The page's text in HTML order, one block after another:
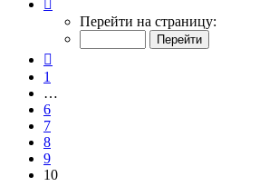
10
Перейти на страницу:
1
…
6
7
8
9
10